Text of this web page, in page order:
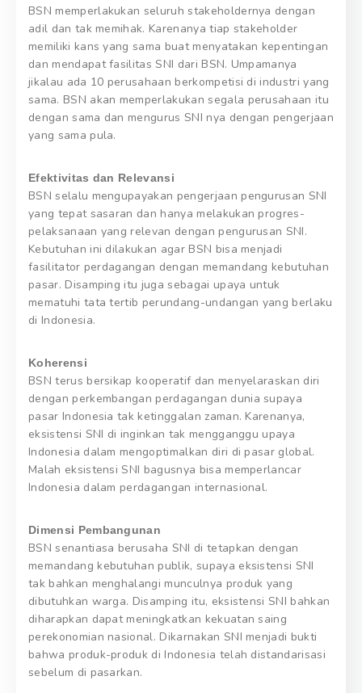
BSN memperlakukan seluruh stakeholdernya dengan
adil dan tak memihak. Karenanya tiap stakeholder
memiliki kans yang sama buat menyatakan kepentingan
dan mendapat fasilitas SNI dari BSN. Umpamanya
jikalau ada 10 perusahaan berkompetisi di industri yang
sama. BSN akan memperlakukan segala perusahaan itu
dengan sama dan mengurus SNI nya dengan pengerjaan
yang sama pula.
Efektivitas dan Relevansi
BSN selalu mengupayakan pengerjaan pengurusan SNI
yang tepat sasaran dan hanya melakukan progres-
pelaksanaan yang relevan dengan pengurusan SNI.
Kebutuhan ini dilakukan agar BSN bisa menjadi
fasilitator perdagangan dengan memandang kebutuhan
pasar. Disamping itu juga sebagai upaya untuk
mematuhi tata tertib perundang-undangan yang berlaku
di Indonesia.
Koherensi
BSN terus bersikap kooperatif dan menyelaraskan diri
dengan perkembangan perdagangan dunia supaya
pasar Indonesia tak ketinggalan zaman. Karenanya,
eksistensi SNI di inginkan tak mengganggu upaya
Indonesia dalam mengoptimalkan diri di pasar global.
Malah eksistensi SNI bagusnya bisa memperlancar
Indonesia dalam perdagangan internasional.
Dimensi Pembangunan
BSN senantiasa berusaha SNI di tetapkan dengan
memandang kebutuhan publik, supaya eksistensi SNI
tak bahkan menghalangi munculnya produk yang
dibutuhkan warga. Disamping itu, eksistensi SNI bahkan
diharapkan dapat meningkatkan kekuatan saing
perekonomian nasional. Dikarnakan SNI menjadi bukti
bahwa produk-produk di Indonesia telah distandarisasi
sebelum di pasarkan.